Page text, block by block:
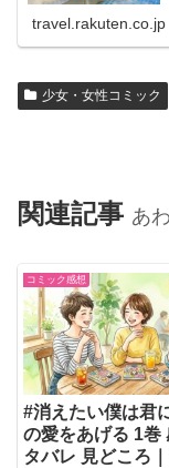
travel.rakuten.co.jp
少女・女性コミック
関連記事 あ
コミック感想
#消えたい僕は君
の愛をあげる 1巻
タバレ 見どころ